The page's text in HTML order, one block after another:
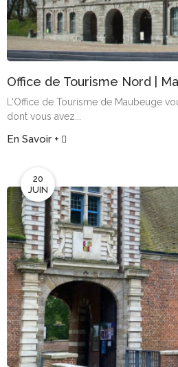
Office de Tourisme Nord |
L'Office de Tourisme de Maubeuge
dont vous avez...
En Savoir +
20
JUIN